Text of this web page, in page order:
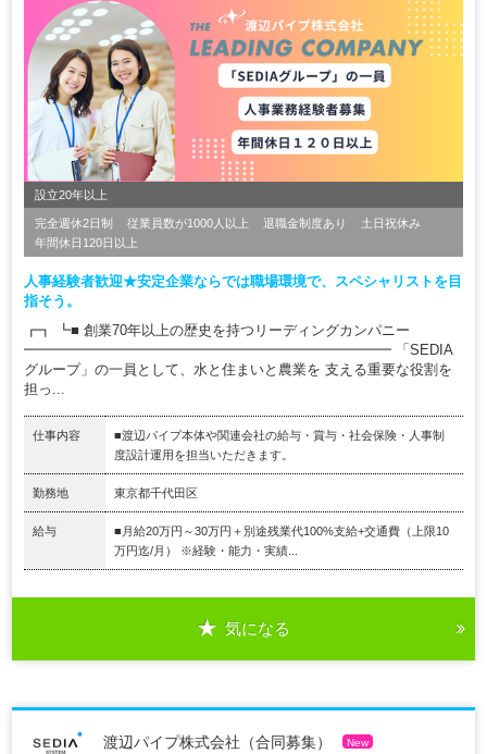
設立20年以上
完全週休2日制 従業員数が1000人以上 退職金制度あり
土日祝休み
年間休日120日以上
人事経験者歓迎★安定企業ならでは職場環境で、スペシャリストを目
指そう。
┏┓ ┗■ 創業70年以上の歴史を持つリーディングカンパニー
━━━━━━━━━━━━━━━━━━━━━━━━━━ 「SEDIA
グループ」の一員として、水と住まいと農業を 支える重要な役割を
担っ...
仕事内容
■渡辺パイプ本体や関連会社の給与・賞与・社会保険・人事制
度設計運用を担当いただきます。
勤務地 東京都千代田区
給与
■月給20万円～30万円＋別途残業代100%支給+交通費（上限10
万円迄/月） ※経験・能力・実績...
気になる
渡辺パイプ株式会社（合同募集） New